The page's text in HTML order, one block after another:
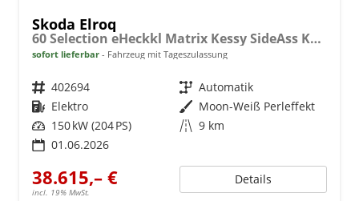
Skoda Elroq
60 Selection eHeckkl Matrix Kessy SideAss Kamera 19Z
sofort lieferbar Fahrzeug mit Tageszulassung
Fahrzeugnr. 402694 Getriebe Automatik
Kraftstoff Elektro Außenfarbe Moon-Weiß Perleffekt
Leistung 150 kW (204 PS) Kilometerstand 9 km
01.06.2026
38.615,– €
incl. 19% MwSt.
Details